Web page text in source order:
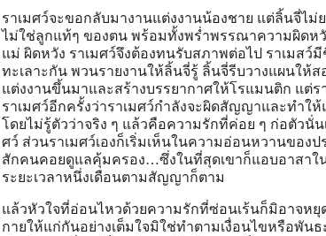
ราเมศว์จะขอกลับมางานแต่งงานน้องชาย แต่ลิ้นจี่ไ
ไม่ใช่ลูกแท้ๆ ของตน พร้อมทั้งพร่ำพรรณาความผิดห
แม่ ผิดหวัง ราเมศว์จึงต้องทนรับสภาพต่อไป ราเมสว์
ทะเลาะกัน พวนรายงานให้ลิ้นจี่รู้ ลิ้นจี่รีบวางแผนให้
แต่งงานขึ้นมาและสร้างบรรยากาศให้โรแมนติก แต่
ราเมศว์อีกครั้งว่าราเมศว์กำลังจะผิดสัญญาและทำให้
โดยไม่รู้ตัวว่าจริง ๆ แล้วคือความรักที่ค่อย ๆ ก่อตัวนั่
ศว์ ส่วนราเมศว์เองก็เริ่มเห็นในความอ่อนหวานขอ
สักคนคอยดูแลคุ้มครอง…ซึ่งในที่สุดเขาก็แอบอาสาใ
ระยะเวลาหนึ่งเดือนตามสัญญาก็ตาม
แล้วหัวใจที่อ่อนไหวด้วยความรักที่ซ่อนเร้นก็มิอาจห
กายให้แก่กันอย่างเต็มใจมิใช่ทำตามเงื่อนไขหรือพัน